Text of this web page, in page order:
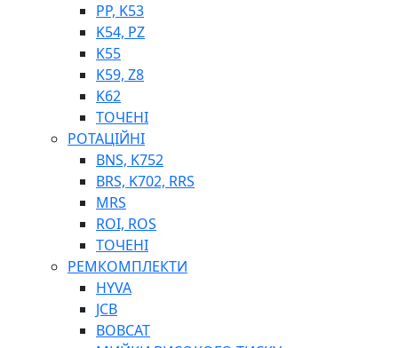
ФІЛЬТРИ ДЛЯ ПАЛЬНОГО
ПІДДОНИ ДЛЯ БОЧОК
МОДУЛЬНІ АЗС
МЕТРОЛОГІЧНЕ ОБЛАДНАННЯ
ЛІЧИЛЬНИКИ І ВИТРАТОМІРИ ДЛЯ ПАЛЬНОГО
КОТУШКИ ДЛЯ ШЛАНГІВ
НАСОСИ ДЛЯ ПАЛЬНОГО
МОБІЛЬНІ КОЛОНКИ ТА КОМПЛЕКТИ ЗАПРАВКИ
СТАЦІОНАРНІ КОЛОНКИ
ПІСТОЛЕТИ
КОМПЛЕКТУЮЧІ ДЛЯ РУКАВІВ ВИСОКОГО ТИСКУ
PP, K53
K54, PZ
K55
K59, Z8
K62
ТОЧЕНІ
РОТАЦІЙНІ
BNS, K752
BRS, K702, RRS
MRS
ROI, ROS
ТОЧЕНІ
РЕМКОМПЛЕКТИ
HYVA
JCB
BOBCAT